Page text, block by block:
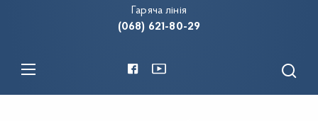
Гаряча лінія
(068) 621-80-29